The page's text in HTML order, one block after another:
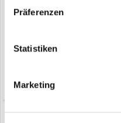
Präferenzen
Statistiken
Marketing
Stunden die Schnauze voll &
Spaß nem Baggerfahrer alle
Zitieren